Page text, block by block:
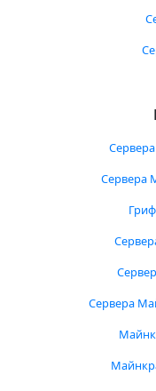
Сервера
Сервера